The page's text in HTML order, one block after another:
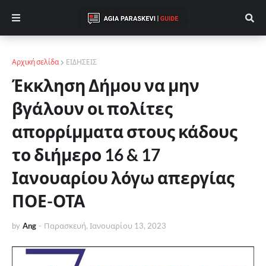
Αρχική σελίδα ΕΙΔΗΣΕΙΣ
Έκκληση Δήμου να μην
βγάλουν οι πολίτες
απορρίμματα στους κάδους
το διήμερο 16 & 17
Ιανουαρίου λόγω απεργίας
ΠΟΕ-ΟΤΑ
by Ang - Παρασκευή, Ιανουαρίου 13, 2023